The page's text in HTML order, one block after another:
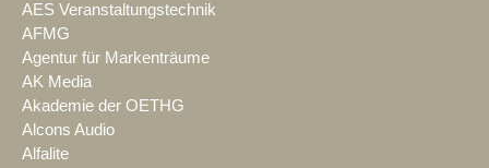
AES Veranstaltungstechnik
AFMG
Agentur für Markenträume
AK Media
Akademie der OETHG
Alcons Audio
Alfalite